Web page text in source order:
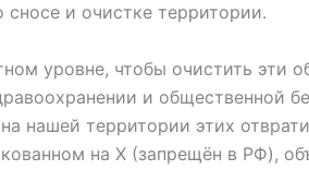
сносе и очистке территории.
уровне, чтобы очистить эти
и общественной
нашей территории этих
на X (запрещён в РФ),